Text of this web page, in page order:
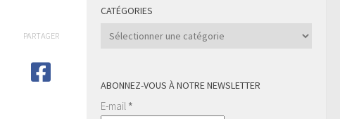
PARTAGER
CATÉGORIES
Catégories
ABONNEZ-VOUS À NOTRE NEWSLETTER
E-mail *